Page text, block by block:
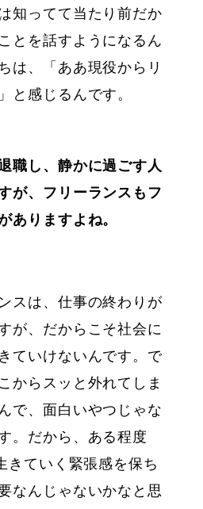
知ってて当たり前だか
とを話すようになるん
は、「ああ現役からリ
と感じるんです。
職し、静かに過ごす人
が、フリーランスもフ
ありますよね。
スは、仕事の終わりが
が、だからこそ社会に
ていけないんです。で
からスッと外れてしま
で、面白いやつじゃな
。だから、ある程度
きていく緊張感を保ち
なんじゃないかなと思